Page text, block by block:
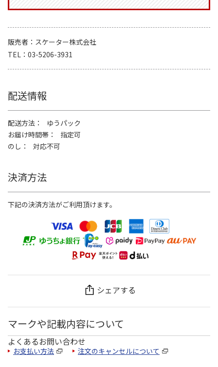
販売者
スケーター株式会社
TEL
03-5206-3931
配送情報
配送方法
ゆうパック
お届け時間帯
指定可
のし
対応不可
決済方法
下記の決済方法がご利用頂けます。
シェアする
マークや記載内容について
よくあるお問い合わせ
お支払い方法 注文のキャンセルについて